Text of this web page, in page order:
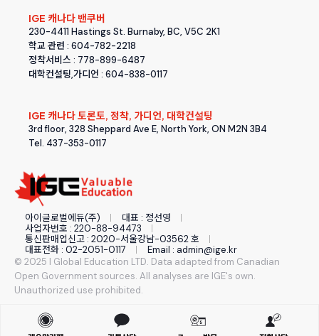
IGE 캐나다 밴쿠버
230-4411 Hastings St. Burnaby, BC, V5C 2K1
학교 관련 : 604-782-2218
정착서비스 : 778-899-6487
대학컨설팅,가디언 : 604-838-0117
IGE 캐나다 토론토, 정착, 가디언, 대학컨설팅
3rd floor, 328 Sheppard Ave E, North York, ON M2N 3B4
Tel. 437-353-0117
아이글로벌에듀(주)
대표 : 정선영
사업자번호 : 220-88-94473
통신판매업신고 : 2020-서울강남-03562 호
대표전화 : 02-2051-0117
Email : admin@ige.kr
© 2025 I Global Education LTD. Data adapted from Canadian
Open Government sources. All analyses are IGE's own.
Unauthorized use prohibited.